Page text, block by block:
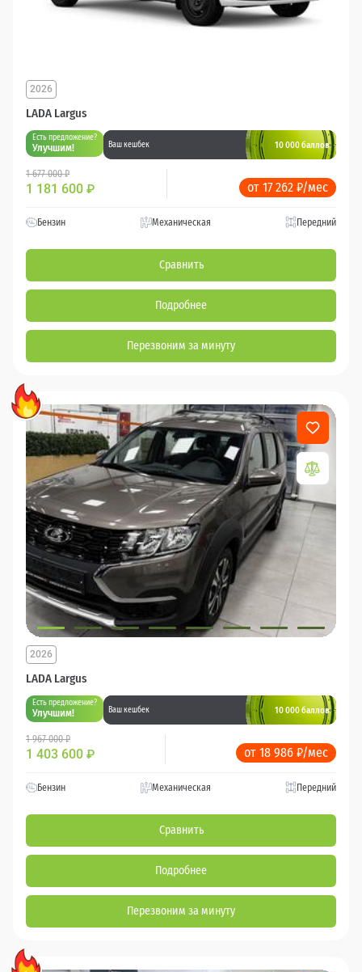
LADA Largus
2026
Есть предложение?
Улучшим! Ваш кешбек 10 000 баллов
1 677 000 ₽
1 181 600 ₽ от 17 262 ₽/мес
Бензин Механическая Передний
Сравнить
Подробнее
Перезвоним за минуту
LADA Largus
2026
Есть предложение?
Улучшим! Ваш кешбек 10 000 баллов
1 967 000 ₽
1 403 600 ₽ от 18 986 ₽/мес
Бензин Механическая Передний
Сравнить
Подробнее
Перезвоним за минуту